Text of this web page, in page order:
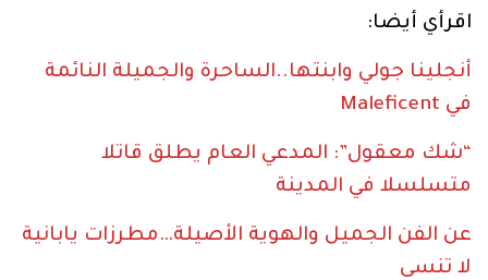
اقرأي أيضا:
أنجلينا جولي وابنتها..الساحرة والجميلة النائمة
في Maleficent
“شك معقول”: المدعي العام يطلق قاتلا
متسلسلا في المدينة
عن الفن الجميل والهوية الأصيلة…مطرزات يابانية
لا تنسى